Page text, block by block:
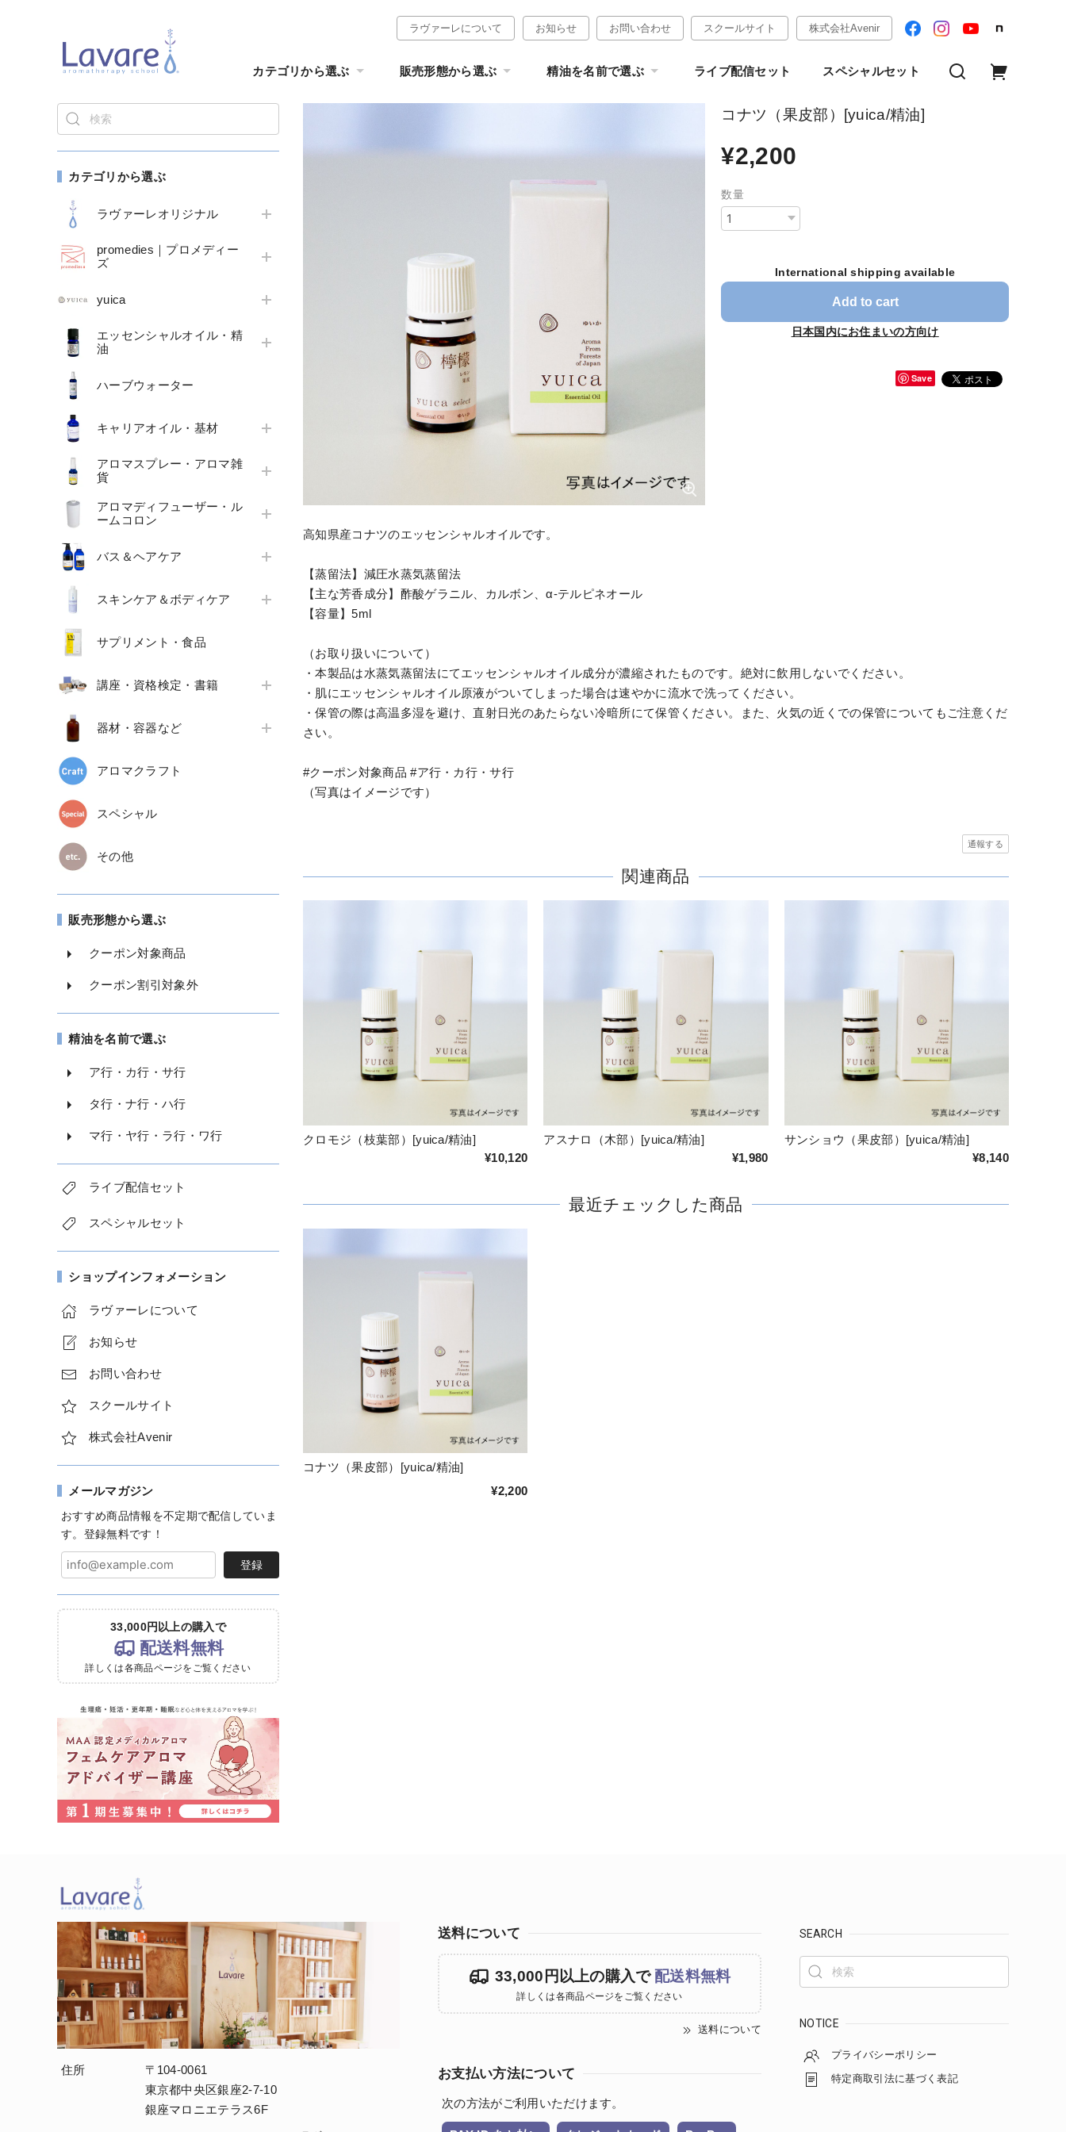
ラヴァーレについて お知らせ お問い合わせ スクールサイト 株式会社Avenir
カテゴリから選ぶ 販売形態から選ぶ 精油を名前で選ぶ ライブ配信セット スペシャルセット
カテゴリから選ぶ
ラヴァーレオリジナル
promedies｜プロメディー
ズ
yuica
エッセンシャルオイル・精
油
ハーブウォーター
キャリアオイル・基材
アロマスプレー・アロマ雑
貨
アロマディフューザー・ル
ームコロン
バス＆ヘアケア
スキンケア＆ボディケア
サプリメント・食品
講座・資格検定・書籍
器材・容器など
アロマクラフト
スペシャル
その他
販売形態から選ぶ
クーポン対象商品
クーポン割引対象外
精油を名前で選ぶ
ア行・カ行・サ行
タ行・ナ行・ハ行
マ行・ヤ行・ラ行・ワ行
ライブ配信セット
スペシャルセット
ショップインフォメーション
ラヴァーレについて
お知らせ
お問い合わせ
スクールサイト
株式会社Avenir
メールマガジン
おすすめ商品情報を不定期で配信していま
す。登録無料です！
登録
33,000円以上の購入で
配送料無料
詳しくは各商品ページをご覧ください
コナツ（果皮部）[yuica/精油]
¥2,200
数量
International shipping available
Add to cart
日本国内にお住まいの方向け
Save
高知県産コナツのエッセンシャルオイルです。
【蒸留法】減圧水蒸気蒸留法
【主な芳香成分】酢酸ゲラニル、カルボン、α-テルピネオール
【容量】5ml
（お取り扱いについて）
・本製品は水蒸気蒸留法にてエッセンシャルオイル成分が濃縮されたものです。絶対に飲用しないでください。
・肌にエッセンシャルオイル原液がついてしまった場合は速やかに流水で洗ってください。
・保管の際は高温多湿を避け、直射日光のあたらない冷暗所にて保管ください。また、火気の近くでの保管についてもご注意くだ
さい。
#クーポン対象商品 #ア行・カ行・サ行
（写真はイメージです）
通報する
関連商品
クロモジ（枝葉部）[yuica/精油]
¥10,120
アスナロ（木部）[yuica/精油]
¥1,980
サンショウ（果皮部）[yuica/精油]
¥8,140
最近チェックした商品
コナツ（果皮部）[yuica/精油]
¥2,200
住所
〒104-0061
東京都中央区銀座2-7-10
銀座マロニエテラス6F
送料について
33,000円以上の購入で 配送料無料
詳しくは各商品ページをご覧ください
送料について
お支払い方法について
次の方法がご利用いただけます。
SEARCH
NOTICE
プライバシーポリシー
特定商取引法に基づく表記